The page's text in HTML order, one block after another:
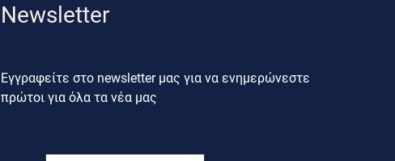
Newsletter
Εγγραφείτε στο newsletter μας για να ενημερώνεστε
πρώτοι για όλα τα νέα μας